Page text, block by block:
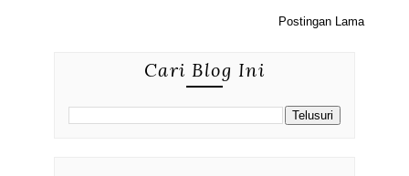
Postingan Lama
Cari Blog Ini